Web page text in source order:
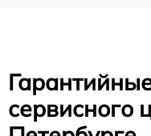
сервисного